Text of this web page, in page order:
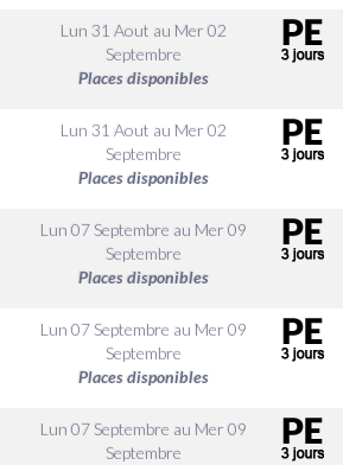
Lun 31 Aout au Mer 02
Septembre
Places disponibles
Lun 31 Aout au Mer 02
Septembre
Places disponibles
Lun 07 Septembre au Mer 09
Septembre
Places disponibles
Lun 07 Septembre au Mer 09
Septembre
Places disponibles
Lun 07 Septembre au Mer 09
Septembre